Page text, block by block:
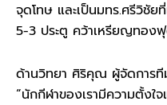
จุดโทษ และเป็นมทร.ศรีวิชั
5-3 ประตู คว้าเหรียญทอง
ด้านวิทยา ศิริคุณ ผู้จัดการ
“นักกีฬาของเรามีความตั้งใ